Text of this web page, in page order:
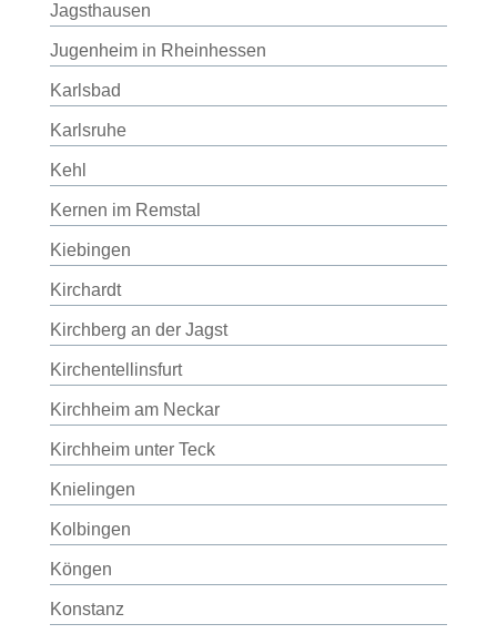
Jagsthausen
Jugenheim in Rheinhessen
Karlsbad
Karlsruhe
Kehl
Kernen im Remstal
Kiebingen
Kirchardt
Kirchberg an der Jagst
Kirchentellinsfurt
Kirchheim am Neckar
Kirchheim unter Teck
Knielingen
Kolbingen
Köngen
Konstanz